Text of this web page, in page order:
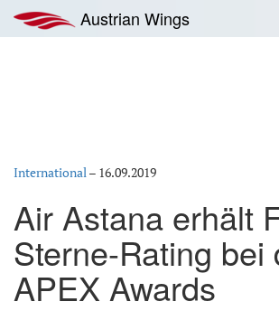
Inhalt
springen
Austrian Wings
International– 16.09.2019
Air Astana erhält
Sterne-Rating bei
APEX Awards